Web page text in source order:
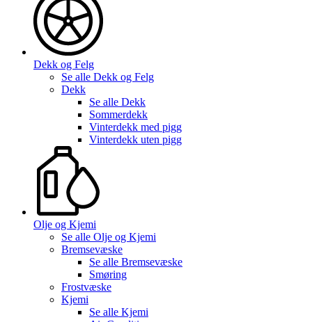
Dekk og Felg
Se alle Dekk og Felg
Dekk
Se alle Dekk
Sommerdekk
Vinterdekk med pigg
Vinterdekk uten pigg
Olje og Kjemi
Se alle Olje og Kjemi
Bremsevæske
Se alle Bremsevæske
Smøring
Frostvæske
Kjemi
Se alle Kjemi